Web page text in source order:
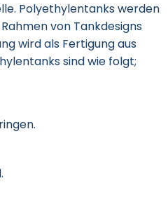
Polyethylentanks werden
von Tankdesigns
wird als Fertigung aus
sind wie folgt;